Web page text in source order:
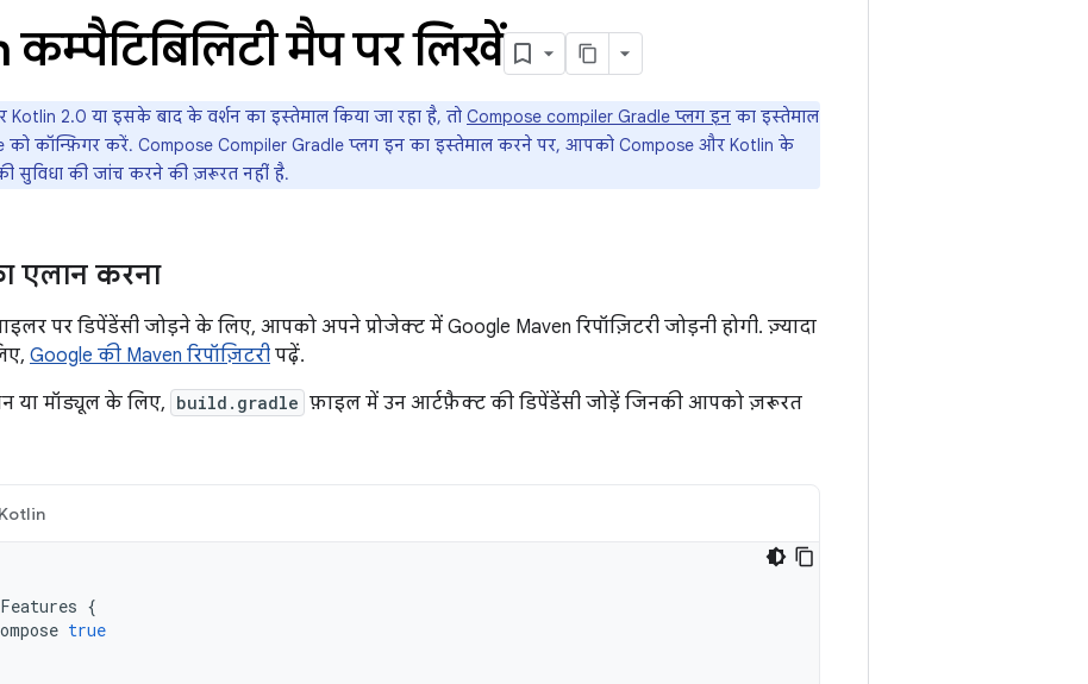
कम्पैटिबिलिटी मैप पर लिखें
Kotlin 2.0 या इसके बाद के वर्शन का इस्तेमाल किया जा रहा है, तो Compose compiler Gradle प्लग इन का इस्तेमाल
कॉन्फ़िगर करें. Compose Compiler Gradle प्लग इन का इस्तेमाल करने पर, आपको Compose और Kotlin के
सुविधा की जांच करने की ज़रूरत नहीं है.
एलान करना
पर डिपेंडेंसी जोड़ने के लिए, आपको अपने प्रोजेक्ट में Google Maven रिपॉज़िटरी जोड़नी होगी. ज़्यादा
Google की Maven रिपॉज़िटरी पढ़ें.
या मॉड्यूल के लिए, build.gradle फ़ाइल में उन आर्टफ़ैक्ट की डिपेंडेंसी जोड़ें जिनकी आपको ज़रूरत
Kotlin
{
true